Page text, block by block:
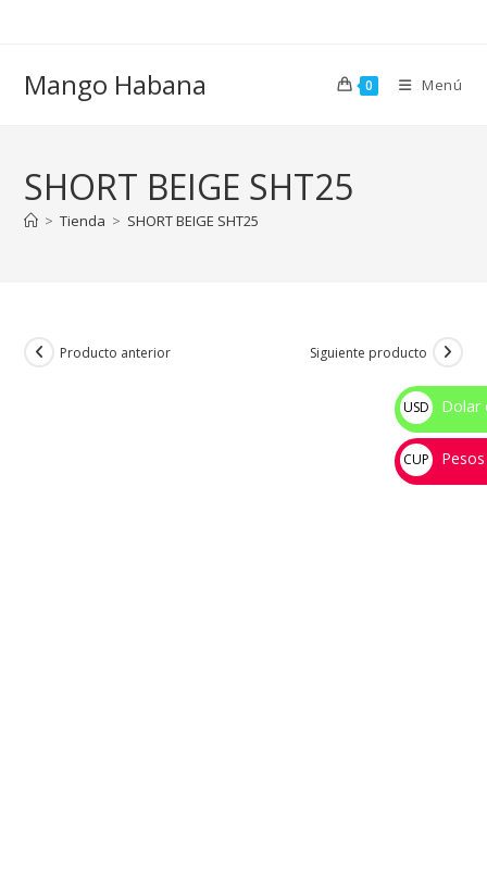
Mango Habana 0 Menú
SHORT BEIGE SHT25
> Tienda > SHORT BEIGE SHT25
Producto anterior Siguiente producto
USD
$
Dolar
CUP
💰
Pesos